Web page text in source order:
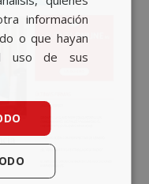
información
o que hayan
uso de sus